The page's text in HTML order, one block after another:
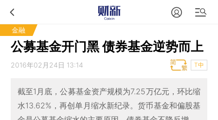
金融
公募基金开门黑 债券基金逆势而上
2016年02月24日 13:14 T中
截至1月底，公募基金资产规模为7.25万亿元，环比缩
水13.62%，再创单月缩水新纪录。货币基金和偏股基